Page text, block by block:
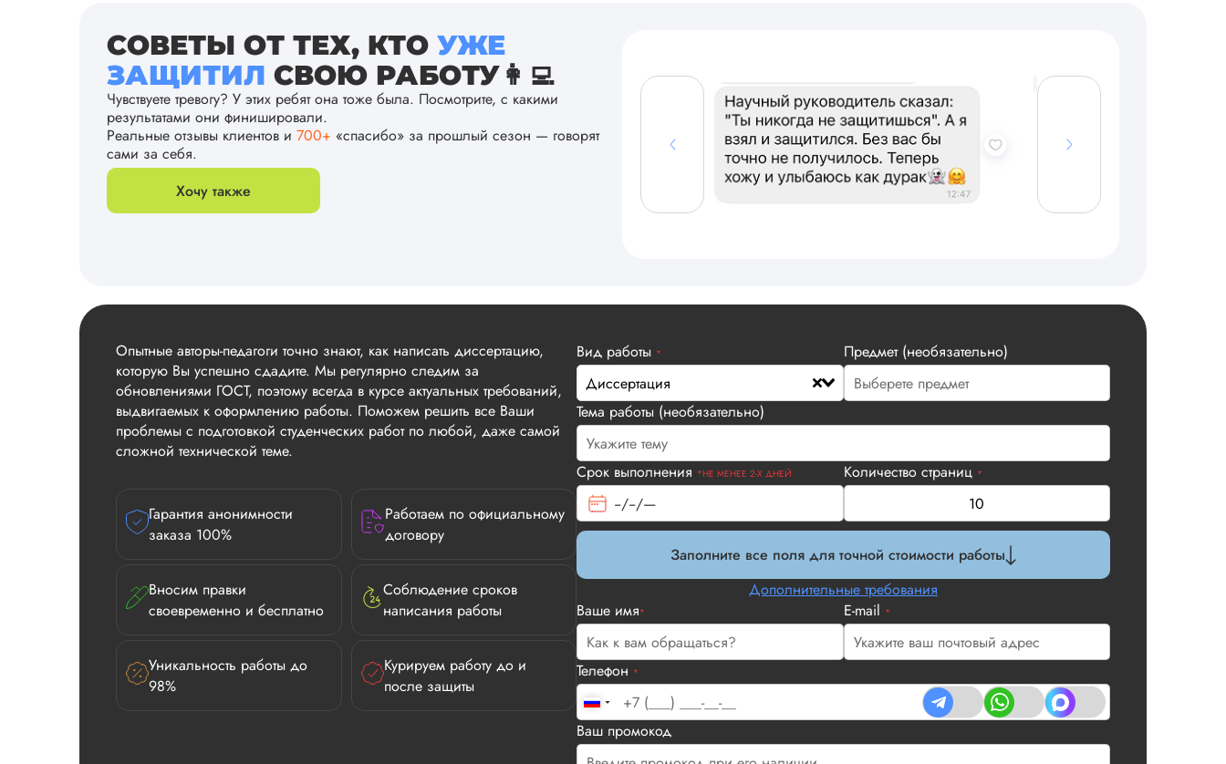
СОВЕТЫ ОТ ТЕХ, КТО УЖЕ
ЗАЩИТИЛ СВОЮ РАБОТУ👩‍💻
Чувствуете тревогу? У этих ребят она тоже была. Посмотрите, с какими
результатами они финишировали.
Реальные отзывы клиентов и 700+ «спасибо» за прошлый сезон — говорят
сами за себя.
Хочу также
Опытные авторы-педагоги точно знают, как написать диссертацию,
которую Вы успешно сдадите. Мы регулярно следим за
обновлениями ГОСТ, поэтому всегда в курсе актуальных требований,
выдвигаемых к оформлению работы. Поможем решить все Ваши
проблемы с подготовкой студенческих работ по любой, даже самой
сложной технической теме.
Гарантия анонимности
заказа 100%
Работаем по официальному
договору
Вносим правки
своевременно и бесплатно
Соблюдение сроков
написания работы
Уникальность работы до
98%
Курируем работу до и
после защиты
Вид работы *
Диссертация
Предмет (необязательно)
Тема работы (необязательно)
Срок выполнения *НЕ МЕНЕЕ 2-Х ДНЕЙ Количество страниц *
Заполните все поля для точной стоимости работы
Дополнительные требования
Ваше имя* E-mail *
Телефон *
Ваш промокод
Илья П.